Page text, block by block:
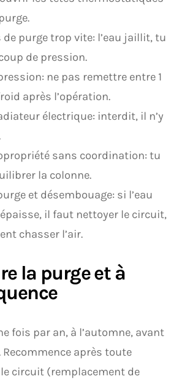
de purge trop vite: l’eau jaillit, tu
de pression.
ne pas remettre entre 1
après l’opération.
électrique: interdit, il n’y
sans coordination: tu
la colonne.
et désembouage: si l’eau
il faut nettoyer le circuit,
chasser l’air.
la purge et à
fois par an, à l’automne, avant
Recommence après toute
circuit (remplacement de